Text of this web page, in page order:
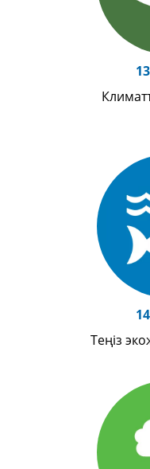
Теңіз